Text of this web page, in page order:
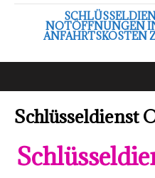
NOTÖFFNUNGEN
ANFAHRTSKOSTEN
Schlüsseldienst